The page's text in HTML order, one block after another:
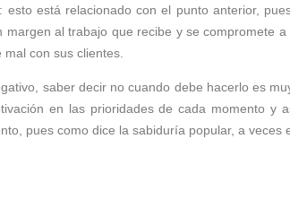
esto está relacionado con el punto anterior,
margen al trabajo que recibe y se compromete
con sus clientes.
saber decir no cuando debe hacerlo es
en las prioridades de cada momento y
pues como dice la sabiduría popular, a veces